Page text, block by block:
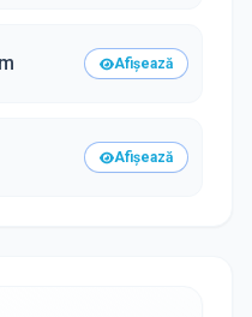
Afișează
Afișează